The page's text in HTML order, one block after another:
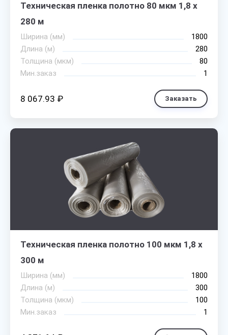
Техническая пленка полотно 80 мкм 1,8 х
280 м
Ширина (мм)
1800
Длина (м)
280
Толщина (мкм)
80
Мин.заказ
1
8 067.93 ₽ Заказать
Техническая пленка полотно 100 мкм 1,8 х
300 м
Ширина (мм)
1800
Длина (м)
300
Толщина (мкм)
100
Мин.заказ
1